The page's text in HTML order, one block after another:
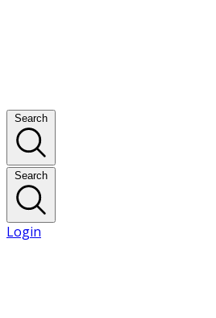
Search
Search
Login